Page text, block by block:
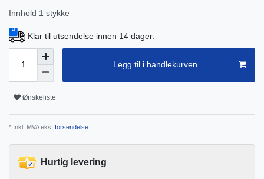
Innhold 1 stykke
Klar til utsendelse innen 14 dager.
Legg til i handlekurven
Ønskeliste
* Inkl. MVA eks. forsendelse
Hurtig levering